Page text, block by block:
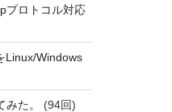
プロトコル対応
Linux/Windows
た。 (94回)